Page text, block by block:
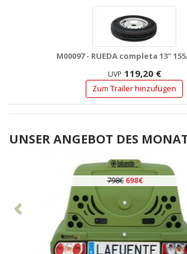
M00097 - RUEDA completa 13"
UVP 119,20 €
Zum Trailer hinzufügen
UNSER ANGEBOT DES
798€
Vorhergehend